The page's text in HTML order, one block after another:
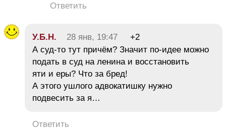
Ответить
У.Б.Н. 28 янв, 19:47
+2
А суд-то тут причём? Значит по-идее можно
подать в суд на ленина и восстановить
яти и еры? Что за бред!
А этого ушлого адвокатишку нужно
подвесить за я…
Ответить